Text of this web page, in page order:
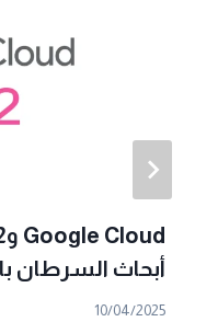
أبحاث السرطان
10/04/2025